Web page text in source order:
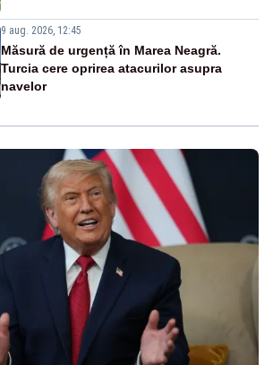
9 aug. 2026, 12:45
Măsură de urgență în Marea Neagră.
Turcia cere oprirea atacurilor asupra
navelor